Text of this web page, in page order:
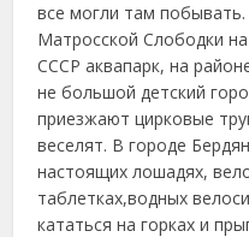
все могли там
Матросской Слободки
СССР аквапарк, на
не большой детский
приезжают цирковые
веселят. В городе
настоящих лошадях,
таблетках,водных
кататься на горках и